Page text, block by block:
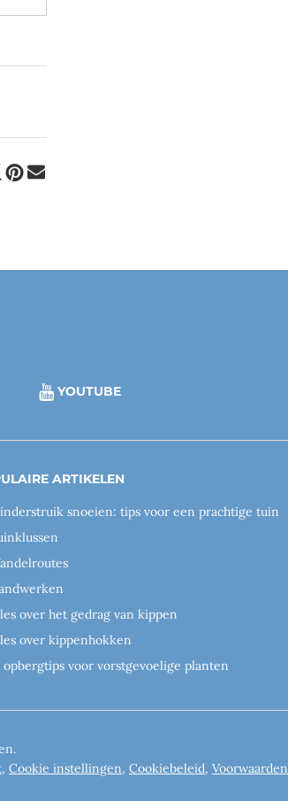
YOUTUBE
ARTIKELEN
snoeien: tips voor een prachtige tuin
over het gedrag van kippen
over kippenhokken
opbergtips voor vorstgevoelige planten
, Cookie instellingen, Cookiebeleid, Voorwaarden